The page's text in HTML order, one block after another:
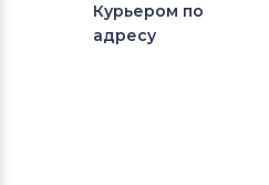
Курьером по
адресу